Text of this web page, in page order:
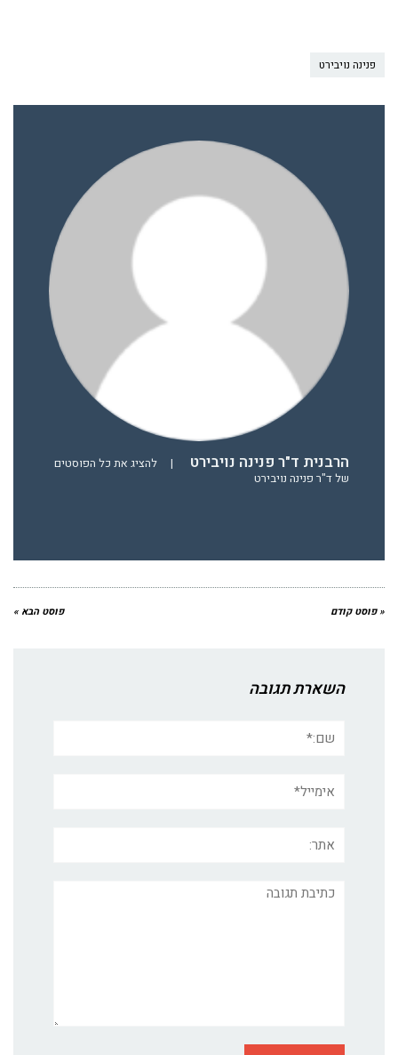
פנינה נויבירט
הרבנית ד"ר פנינה נויבירט |
להציג את כל הפוסטים
של ד"ר פנינה נויבירט
« פוסט קודם פוסט הבא »
השארת תגובה
תגובה